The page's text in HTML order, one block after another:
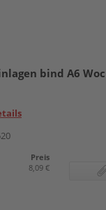
bind A6
Preis
8,09 €